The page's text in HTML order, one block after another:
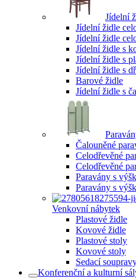
Jídelní
Jídelní židle
Jídelní židle
Jídelní židle s
Jídelní židle s
Jídelní židle s
Barové židle
Jídelní židle s
Čalouněné
Celodřevěné
Celodřevěné
Paravány s
Paravány s
Venkovní nábytek
Plastové židle
Kovové židle
Plastové stoly
Kovové stoly
Sedací
Konferenční a kulturní